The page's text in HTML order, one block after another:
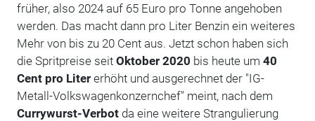
früher, also 2024 auf 65 Euro pro Tonne angehoben
werden. Das macht dann pro Liter Benzin ein weiteres
Mehr von bis zu 20 Cent aus. Jetzt schon haben sich
die Spritpreise seit Oktober 2020 bis heute um 40
Cent pro Litererhöht und ausgerechnet der "IG-
Metall-Volkswagenkonzernchef" meint, nach dem
Currywurst-Verbotda eine weitere Strangulierung